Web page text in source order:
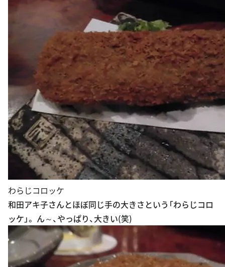
わらじコロッケ
和田アキ子さんとほぼ同じ手の大きさという「わらじコロ
ッケ」。 ん～、やっぱり、大きい(笑)